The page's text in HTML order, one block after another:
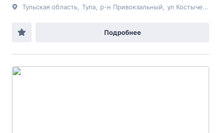
Тульская область Тула р-н Привокзальный ул Костычева
Подробнее